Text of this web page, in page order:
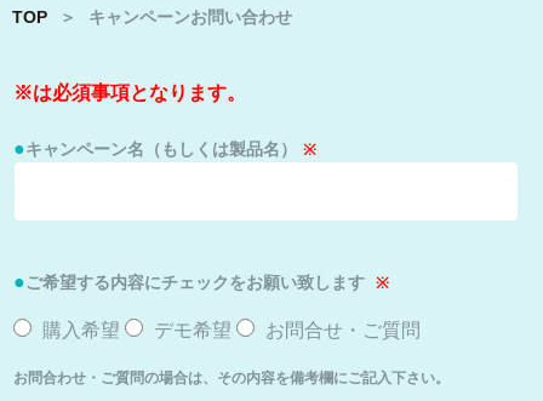
お問合せ/よくある質問
プライバシーポリシー
TOP ＞ キャンペーンお問い合わせ
※は必須事項となります。
キャンペーン名（もしくは製品名）
ご希望する内容にチェックをお願い致します
購入希望 デモ希望 お問合せ・ご質問
お問合わせ・ご質問の場合は、その内容を備考欄にご記入下さい。